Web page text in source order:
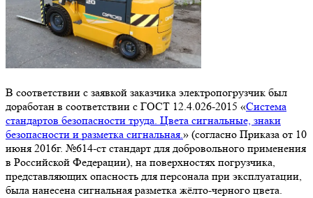
В соответствии с заявкой заказчика электропогрузчик был
доработан в соответствии с ГОСТ 12.4.026-2015 «Система
стандартов безопасности труда. Цвета сигнальные, знаки
безопасности и разметка сигнальная.» (согласно Приказа от 10
июня 2016г. №614-ст стандарт для добровольного применения
в Российской Федерации), на поверхностях погрузчика,
представляющих опасность для персонала при эксплуатации,
была нанесена сигнальная разметка жёлто-черного цвета.